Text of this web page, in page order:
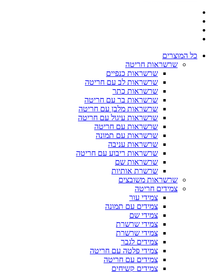
כל המוצרים
שרשראות חריטה
שרשראות כנפיים
שרשראות לב עם חריטה
שרשראות כתר
שרשראות בר עם חריטה
שרשראות מלבן עם חריטה
שרשראות עיגול עם חריטה
שרשראות עם חריטה
שרשראות עם תמונה
שרשראות עניבה
שרשראות ריבוע עם חריטה
שרשראות שם
שרשרת אותיות
שרשראות משובצים
צמידים חריטה
צמידי עור
צמידים עם תמונה
צמידי שם
צמידי שרשרת
צמידי שרשרת
צמידים לגבר
צמידי פלטה עם חריטה
צמידים עם חריטה
צמידים קשיחים